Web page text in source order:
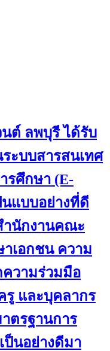
ต์ ลพบุรี ได้รับ
ะบบสารสนเทศ
รศึกษา (E-
นแบบอย่างที่ดี
ำนักงานคณะ
เอกชน ความ
ความร่วมมือ
รู และบุคลากร
ตรฐานการ
ป็นอย่างดีมา